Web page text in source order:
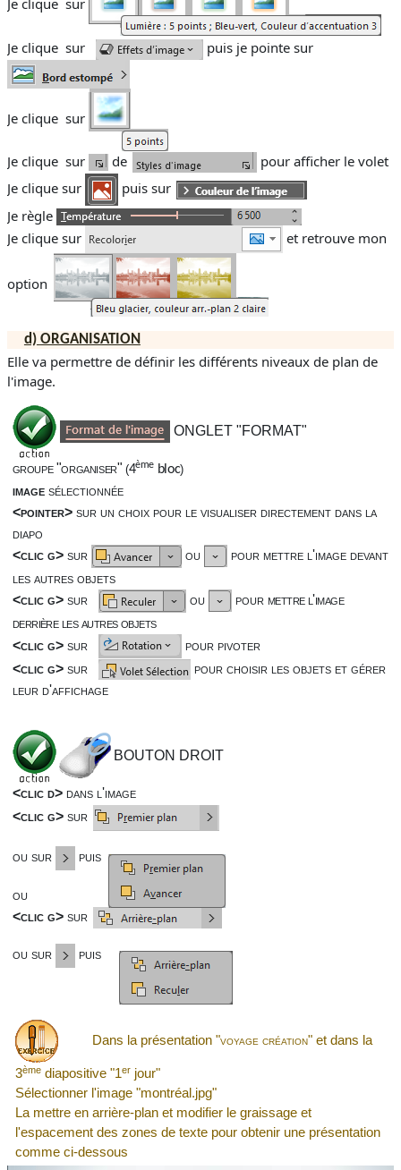
Je clique sur puis je pointe sur
Je clique sur
Je clique sur de
pour afficher le volet
Je clique sur
puis sur
Je règle
Je clique sur
et retrouve mon
option
d) ORGANISATION
Elle va permettre de définir les différents niveaux de plan de
l'image.
ONGLET "FORMAT"
groupe "organiser" (4ème bloc)
image sélectionnée
<pointer>sur un choix pour le visualiser directement dans la
diapo
<clic g>sur ou
pour mettre l'image devant
les autres objets
<clic g>sur ou pour mettre l'image
derrière les autres objets
<clic g>sur
pour pivoter
<clic g>sur
pour choisir les objets et gérer
leur d'affichage
BOUTON DROIT
<clic d> dans l'image
<clic g>sur
ou sur puis
ou
<clic g>sur
ou sur puis
Dans la présentation "voyage création" et dans la
3ème diapositive "1er jour"
Sélectionner l'image "montréal.jpg"
La mettre en arrière-plan et modifier le graissage et
l'espacement des zones de texte pour obtenir une présentation
comme ci-dessous